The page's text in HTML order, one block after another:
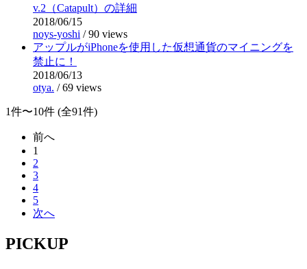
v.2（Catapult）の詳細
2018/06/15
noys-yoshi /90 views
アップルがiPhoneを使用した仮想通貨のマイニングを
禁止に！
2018/06/13
otya. /69 views
1件〜10件 (全91件)
前へ
1
2
3
4
5
次へ
PICKUP